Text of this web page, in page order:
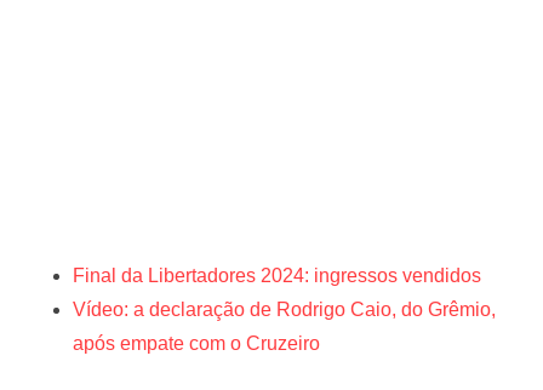
Final da Libertadores 2024: ingressos vendidos
Vídeo: a declaração de Rodrigo Caio, do Grêmio,
após empate com o Cruzeiro